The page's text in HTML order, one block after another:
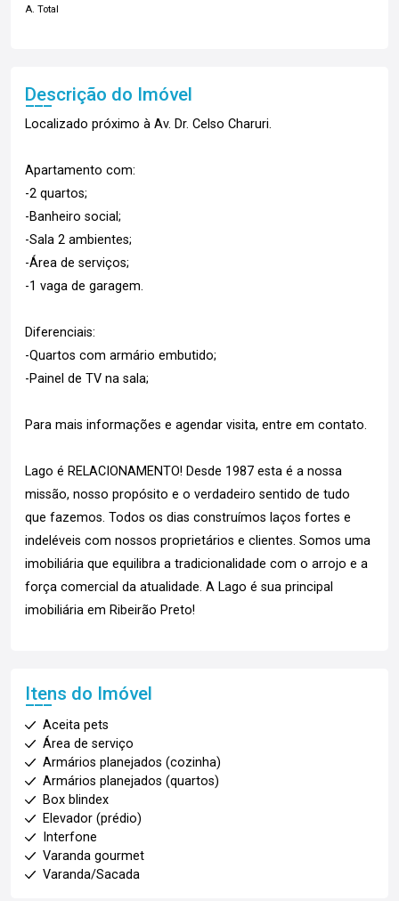
A. Total
Descrição do Imóvel
Localizado próximo à Av. Dr. Celso Charuri.
Apartamento com:
-2 quartos;
-Banheiro social;
-Sala 2 ambientes;
-Área de serviços;
-1 vaga de garagem.
Diferenciais:
-Quartos com armário embutido;
-Painel de TV na sala;
Para mais informações e agendar visita, entre em contato.
Lago é RELACIONAMENTO! Desde 1987 esta é a nossa
missão, nosso propósito e o verdadeiro sentido de tudo
que fazemos. Todos os dias construímos laços fortes e
indeléveis com nossos proprietários e clientes. Somos uma
imobiliária que equilibra a tradicionalidade com o arrojo e a
força comercial da atualidade. A Lago é sua principal
imobiliária em Ribeirão Preto!
Itens do Imóvel
Aceita pets
Área de serviço
Armários planejados (cozinha)
Armários planejados (quartos)
Box blindex
Elevador (prédio)
Interfone
Varanda gourmet
Varanda/Sacada